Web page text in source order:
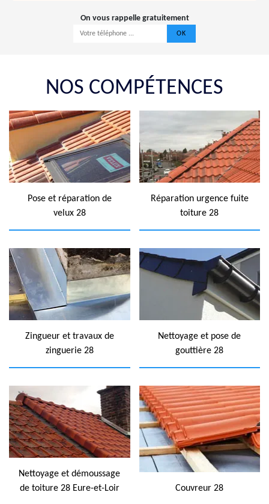
On vous rappelle gratuitement
NOS COMPÉTENCES
Pose et réparation de
velux 28
Réparation urgence fuite
toiture 28
Zingueur et travaux de
zinguerie 28
Nettoyage et pose de
gouttière 28
Nettoyage et démoussage
de toiture 28 Eure-et-Loir
Couvreur 28